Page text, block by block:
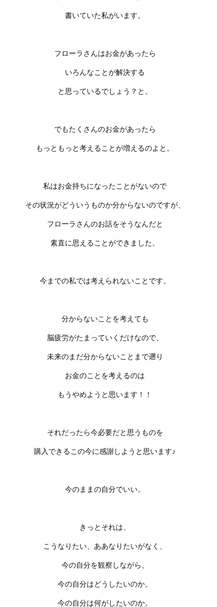
書いていた私がいます。
フローラさんはお金があったら
いろんなことが解決する
と思っているでしょう？と。
でもたくさんのお金があったら
もっともっと考えることが増えるのよと。
私はお金持ちになったことがないので
その状況がどういうものか分からないのですが、
フローラさんのお話をそうなんだと
素直に思えることができました。
今までの私では考えられないことです。
分からないことを考えても
脳疲労がたまっていくだけなので、
未来のまだ分からないことまで遡り
お金のことを考えるのは
もうやめようと思います！！
それだったら今必要だと思うものを
購入できるこの今に感謝しようと思います♪
今のままの自分でいい。
きっとそれは、
こうなりたい、ああなりたいがなく、
今の自分を観察しながら、
今の自分はどうしたいのか。
今の自分は何がしたいのか。